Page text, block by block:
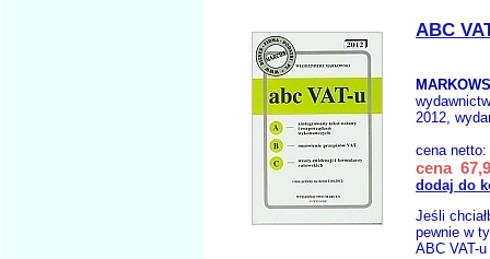
ABC
2012,
cena netto:
cena
dodaj do
Jeśli
pewnie w
ABC VAT-